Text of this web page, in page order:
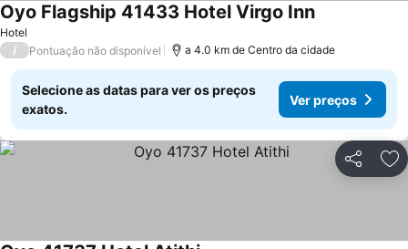
Hotel
Oyo Flagship 41433 Hotel Virgo Inn
/ Pontuação não disponível a 4.0 km de Centro da cidade
Selecione as datas para ver os preços
exatos.
Ver preços
Partilhar